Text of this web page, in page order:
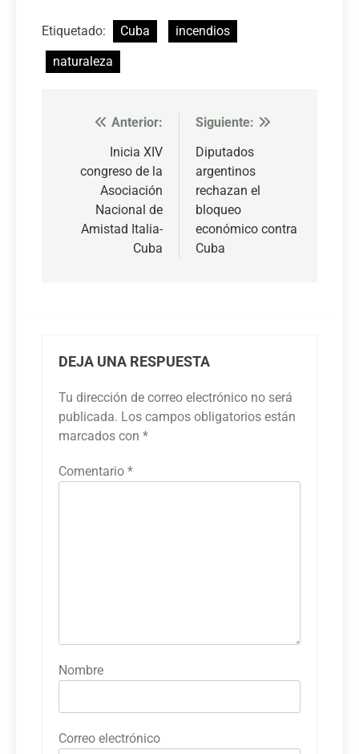
Etiquetado: Cuba
incendios
naturaleza
Navegación
entradas
Anterior:
Inicia XIV
congreso de la
Asociación
Nacional de
Amistad Italia-
Cuba
Siguiente:
Diputados
argentinos
rechazan el
bloqueo
económico contra
Cuba
DEJA UNA RESPUESTA
Tu dirección de correo electrónico no será
publicada. Los campos obligatorios están
marcados con *
Comentario *
Nombre
Correo electrónico